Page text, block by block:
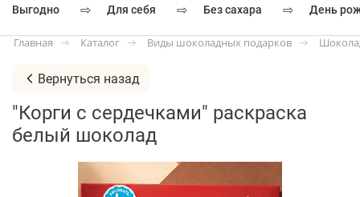
выгодно ⇨ для себя ⇨ без сахара ⇨ день
Главная Каталог Виды шоколадных подарков
Вернуться назад
"Корги с сердечками" раскраска
белый шоколад